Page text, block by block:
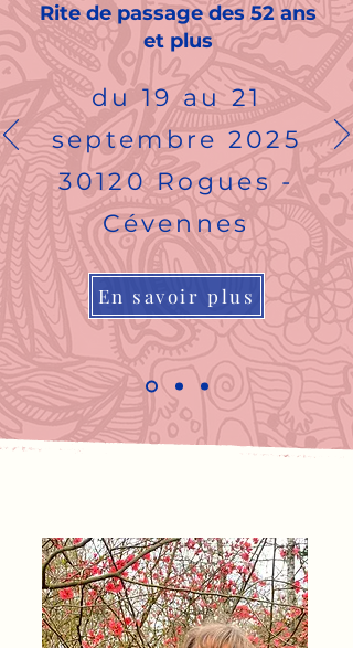
Rite de passage des 52 ans
et plus
du 19 au 21
septembre 2025
30120 Rogues -
Cévennes
En savoir plus